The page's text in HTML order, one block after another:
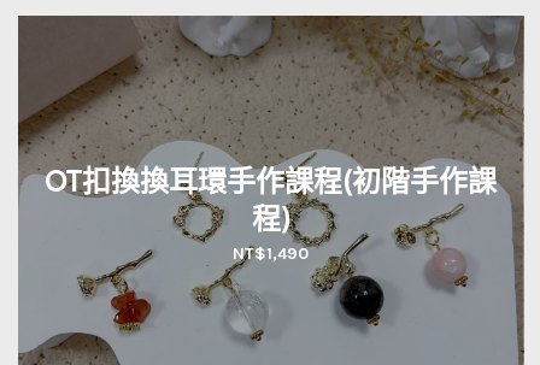
OT扣換換耳環手作課程(初階手作課
程)
NT$1,490